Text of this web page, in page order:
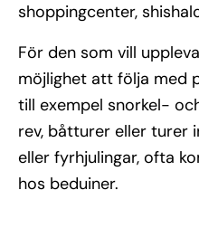
shoppingcenter,
För den som vill
möjlighet att följa med
till exempel snorkel-
rev, båtturer eller turer
eller fyrhjulingar, ofta
hos beduiner.